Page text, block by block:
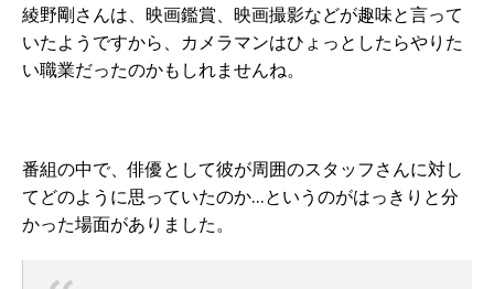
綾野剛さんは、映画鑑賞、映画撮影などが趣味と言って
いたようですから、カメラマンはひょっとしたらやりた
い職業だったのかもしれませんね。
番組の中で、俳優として彼が周囲のスタッフさんに対し
てどのように思っていたのか…というのがはっきりと分
かった場面がありました。